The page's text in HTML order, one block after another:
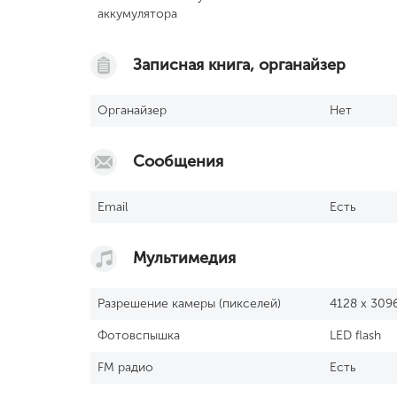
аккумулятора
Записная книга, органайзер
Органайзер Нет
Сообщения
Email Есть
Мультимедия
Разрешение камеры (пикселей) 4128 x
Фотовспышка LED flash
FM радио Есть